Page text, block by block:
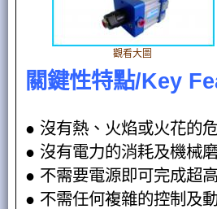
觀看大圖
關鍵性特點/Key
● 沒有熱、火焰或火花的
● 沒有電力的消耗及機械
● 不需要電源即可完成超
● 不需任何複雜的控制及